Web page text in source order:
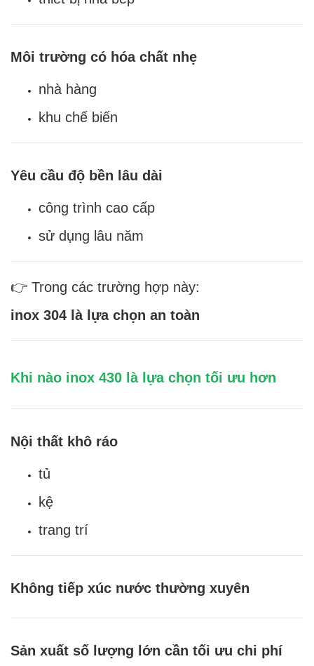
Môi trường có hóa chất nhẹ
nhà hàng
khu chế biến
Yêu cầu độ bền lâu dài
công trình cao cấp
sử dụng lâu năm
👉 Trong các trường hợp này:
inox 304 là lựa chọn an toàn
Khi nào inox 430 là lựa chọn tối ưu hơn
Nội thất khô ráo
tủ
kệ
trang trí
Không tiếp xúc nước thường xuyên
Sản xuất số lượng lớn cần tối ưu chi phí